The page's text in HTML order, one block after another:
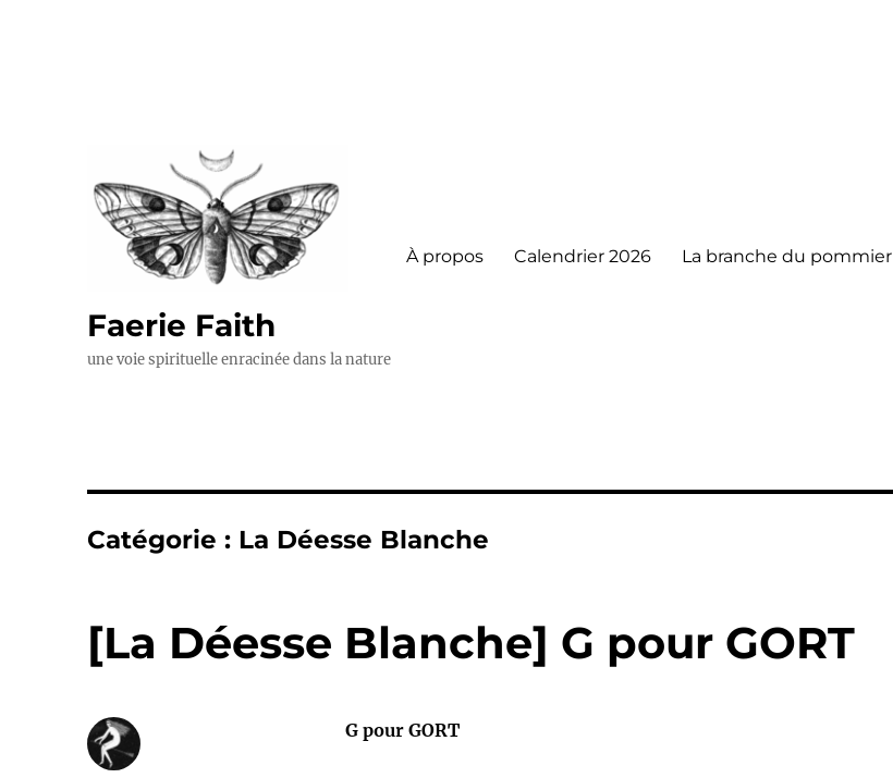
Faerie Faith
une voie spirituelle enracinée dans la nature
À propos Calendrier 2026 La branche du pommier
Catégorie : La Déesse Blanche
[La Déesse Blanche] G pour GORT
G pour GORT